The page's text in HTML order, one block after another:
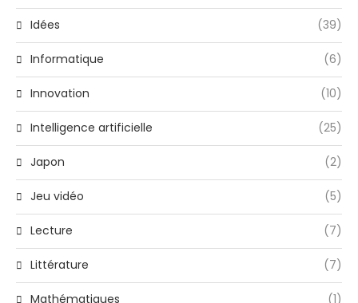
Idées (39)
Informatique (6)
Innovation (10)
Intelligence artificielle (25)
Japon (2)
Jeu vidéo (5)
Lecture (7)
Littérature (7)
Mathématiques (1)